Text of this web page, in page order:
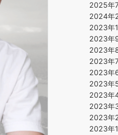
2025年
2024年
2023年
2023年
2023年
2023年
2023年
2023年
2023年
2023年
2023年
2023年